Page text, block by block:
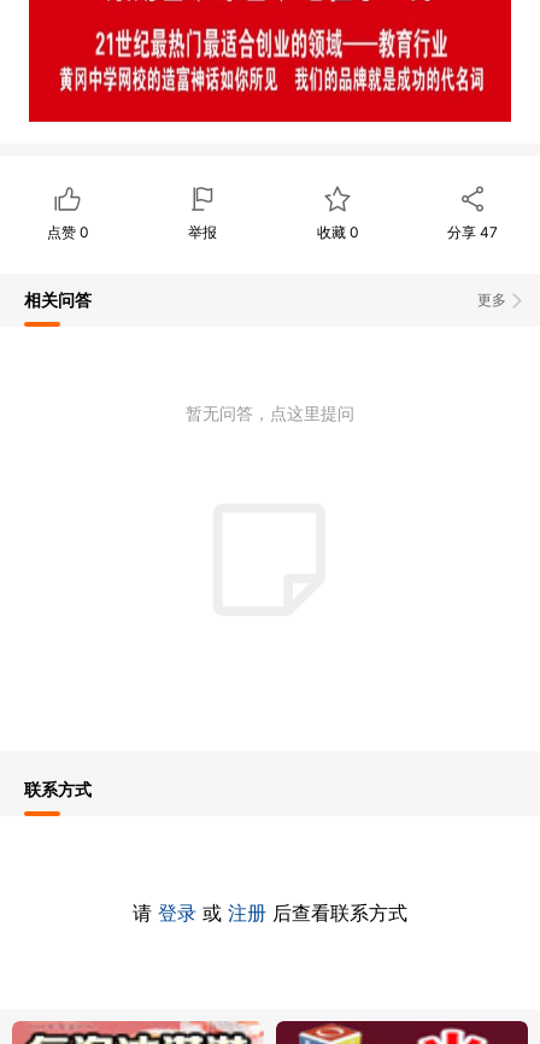
点赞 0 举报 收藏 0 分享 47
更多
相关问答
暂无问答，点这里提问
联系方式
请 登录 或 注册 后查看联系方式